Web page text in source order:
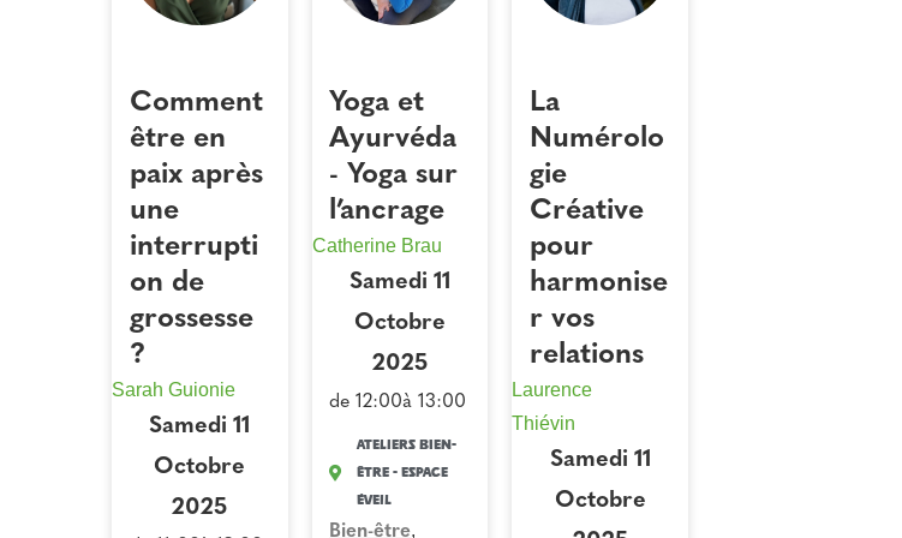
Comment
être en
paix après
une
interrupti
on de
grossesse
?
Sarah Guionie
Samedi 11
Octobre
2025
Yoga et
Ayurvéda
- Yoga sur
l’ancrage
Catherine Brau
Samedi 11
Octobre
2025
de 12:00à 13:00
Ateliers Bien-
Être - Espace
Éveil
Bien-être,
La
Numérolo
gie
Créative
pour
harmonise
r vos
relations
Laurence
Thiévin
Samedi 11
Octobre